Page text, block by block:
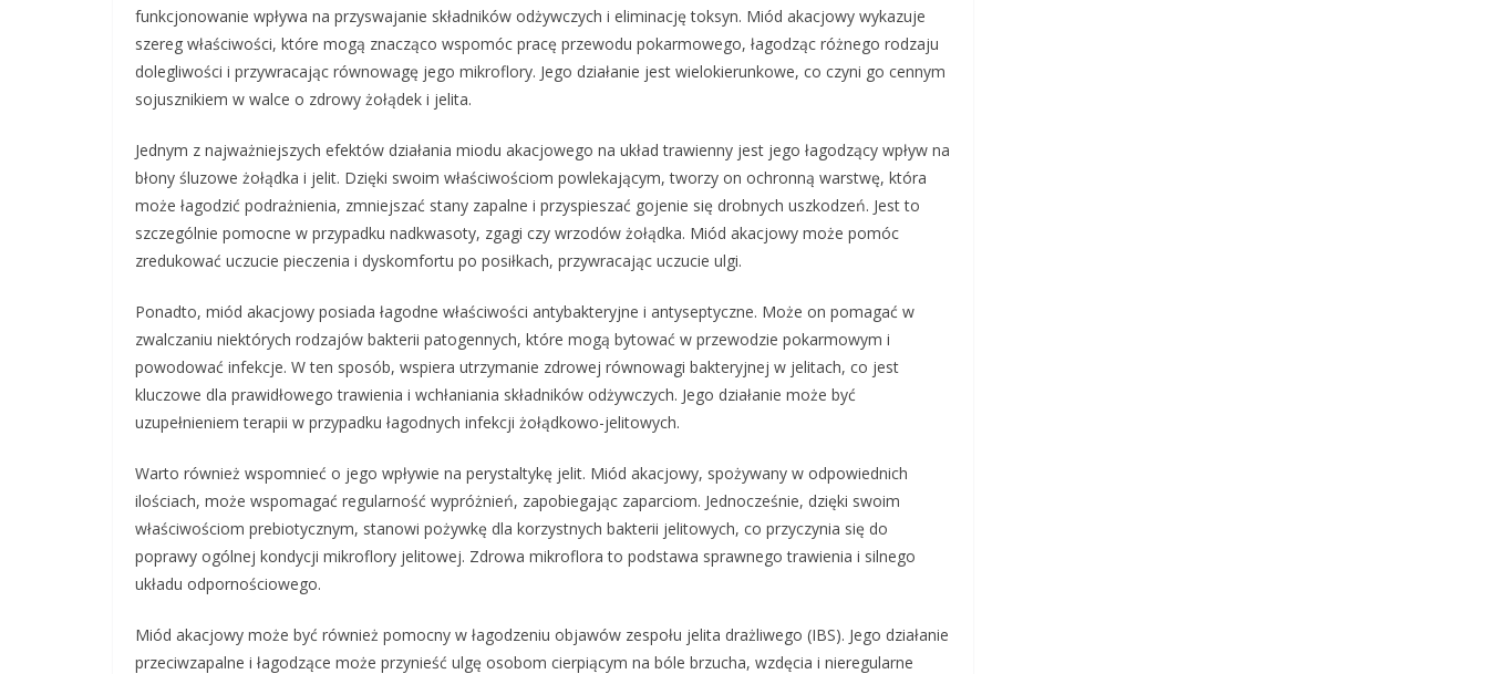
funkcjonowanie wpływa na przyswajanie składników odżywczych i eliminację toksyn. Miód akacjowy wykazuje
szereg właściwości, które mogą znacząco wspomóc pracę przewodu pokarmowego, łagodząc różnego rodzaju
dolegliwości i przywracając równowagę jego mikroflory. Jego działanie jest wielokierunkowe, co czyni go cennym
sojusznikiem w walce o zdrowy żołądek i jelita.
Jednym z najważniejszych efektów działania miodu akacjowego na układ trawienny jest jego łagodzący wpływ na
błony śluzowe żołądka i jelit. Dzięki swoim właściwościom powlekającym, tworzy on ochronną warstwę, która
może łagodzić podrażnienia, zmniejszać stany zapalne i przyspieszać gojenie się drobnych uszkodzeń. Jest to
szczególnie pomocne w przypadku nadkwasoty, zgagi czy wrzodów żołądka. Miód akacjowy może pomóc
zredukować uczucie pieczenia i dyskomfortu po posiłkach, przywracając uczucie ulgi.
Ponadto, miód akacjowy posiada łagodne właściwości antybakteryjne i antyseptyczne. Może on pomagać w
zwalczaniu niektórych rodzajów bakterii patogennych, które mogą bytować w przewodzie pokarmowym i
powodować infekcje. W ten sposób, wspiera utrzymanie zdrowej równowagi bakteryjnej w jelitach, co jest
kluczowe dla prawidłowego trawienia i wchłaniania składników odżywczych. Jego działanie może być
uzupełnieniem terapii w przypadku łagodnych infekcji żołądkowo-jelitowych.
Warto również wspomnieć o jego wpływie na perystaltykę jelit. Miód akacjowy, spożywany w odpowiednich
ilościach, może wspomagać regularność wypróżnień, zapobiegając zaparciom. Jednocześnie, dzięki swoim
właściwościom prebiotycznym, stanowi pożywkę dla korzystnych bakterii jelitowych, co przyczynia się do
poprawy ogólnej kondycji mikroflory jelitowej. Zdrowa mikroflora to podstawa sprawnego trawienia i silnego
układu odpornościowego.
Miód akacjowy może być również pomocny w łagodzeniu objawów zespołu jelita drażliwego (IBS). Jego działanie
przeciwzapalne i łagodzące może przynieść ulgę osobom cierpiącym na bóle brzucha, wzdęcia i nieregularne